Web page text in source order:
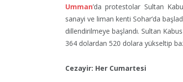
Umman’da protestolar Sultan
sanayi ve liman kenti Sohar’da
dillendirilmeye başlandı. Sultan
364 dolardan 520 dolara yükseltip
Cezayir: Her Cumartesi